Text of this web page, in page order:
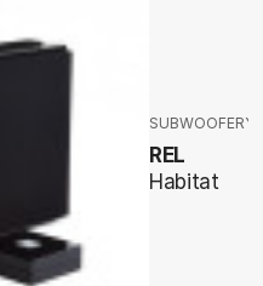
SUBWOOFERY
REL
Habitat